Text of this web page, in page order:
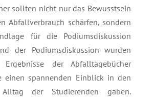
sollten nicht nur das Bewusstsein
Abfallverbrauch schärfen, sondern
für die Podiumsdiskussion
der Podiumsdiskussion wurden
der Abfalltagebücher
einen spannenden Einblick in den
der Studierenden gaben.